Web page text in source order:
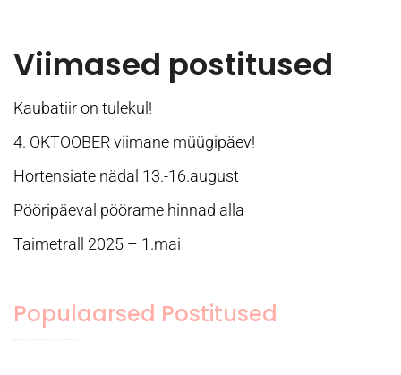
Viimased postitused
Kaubatiir on tulekul!
4. OKTOOBER viimane müügipäev!
Hortensiate nädal 13.-16.august
Pööripäeval pöörame hinnad alla
Taimetrall 2025 – 1.mai
Populaarsed Postitused